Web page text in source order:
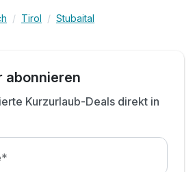
und Ausflugstipps
nach
AUGART‘L SPA (15:00 -
& Ruheraum
ruhigen Garten mit Liegewiese
vor dem Hotel
Tirol
Stubaital
abonnieren
Kurzurlaub-Deals direkt in